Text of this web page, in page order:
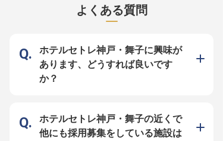
ッティングまで幅広く担当いただき
ます。さまざまなジャンルのレスト
小さなことでも相談しやすい風通し
のよい雰囲気です。HRS・ソムリ
エ・バーテンダーなどの資格は手当
として給与に反映され、キャリアア
のポイント】 ・月給23万円～35万
良法人6年連続認定、ひょうご産業
SDGsゴールドステージ認証 ・自社
施設利用割引、他施設利用制度など
福利厚生も充実
ます。大人数向けの段取りやチーム
での連携を通じて、宴会調理の力を
存分に発揮できます。 【季節ごと
が変わり、ホテルならではの高級食
材に触れられます。自分で考えた料
理が採用されるなど、意見を出しな
がら成長できる環境です。 【働く
産業SDGsゴールドステージ認証 ・
自社施設利用割引、他施設利用制度
など福利厚生も充実
り、取得
施設利
福利厚生
よくある質問
ホテルセトレ神戸・舞子に興味が
あります、どうすれば良いです
か？
ホテルセトレ神戸・舞子の近くで
他にも採用募集をしている施設は